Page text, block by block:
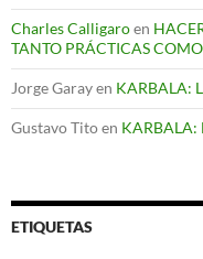
Charles Calligaroen
TANTO PRÁCTICAS
Jorge Garayen KARBALA:
Gustavo Titoen KARBALA:
ETIQUETAS